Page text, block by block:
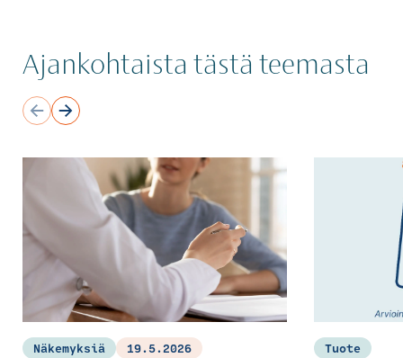
Ajankohtaista tästä teemasta
Näkemyksiä 19.5.2026 Tuote